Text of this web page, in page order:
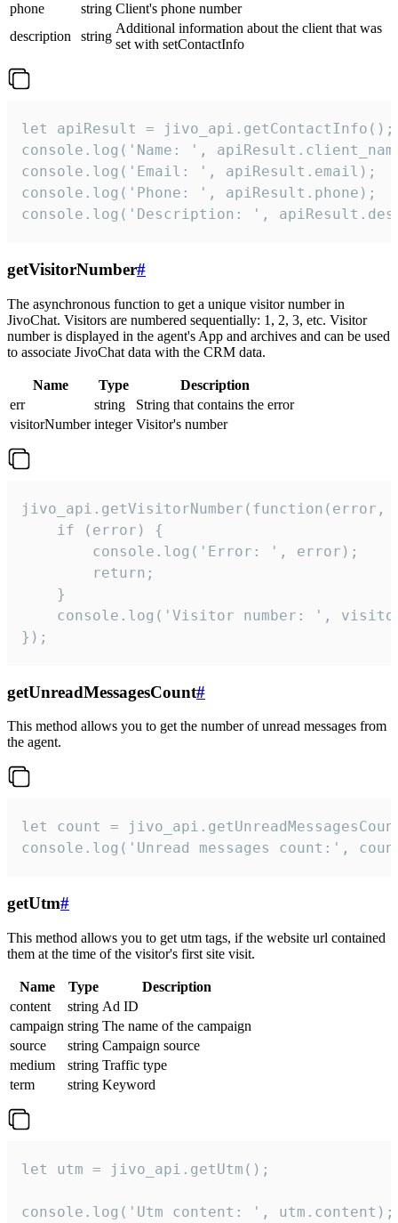
phone
string Client's phone number
description
string
Additional information about the client that was
set with setContactInfo
let apiResult = jivo_api.getContactInfo();
console.log('Name: ',
console.log('Email: ', apiResult.email);
console.log('Phone: ', apiResult.phone);
console.log('Description: ',
getVisitorNumber#
The asynchronous function to get a unique visitor number in
JivoChat. Visitors are numbered sequentially: 1, 2, 3, etc. Visitor
number is displayed in the agent's App and archives and can be used
to associate JivoChat data with the CRM data.
Name Type
Description
err
string
String that contains the error
visitorNumber integer Visitor's number
jivo_api.getVisitorNumber(function(error,
    if (error) {
        console.log('Error: ', error);
        return;
    }
console.log('Visitor number: ',
});
getUnreadMessagesCount#
This method allows you to get the number of unread messages from
the agent.
let count =
console.log('Unread messages count:',
getUtm#
This method allows you to get utm tags, if the website url contained
them at the time of the visitor's first site visit.
Name Type
Description
content
string Ad ID
campaign string The name of the campaign
source
string Campaign source
medium
string Traffic type
term
string Keyword
let utm = jivo_api.getUtm();
console.log('Utm content: ', utm.content);